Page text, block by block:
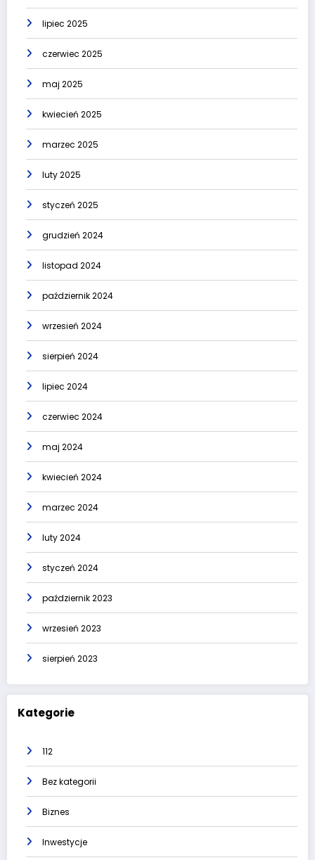
lipiec 2025
czerwiec 2025
maj 2025
kwiecień 2025
marzec 2025
luty 2025
styczeń 2025
grudzień 2024
listopad 2024
październik 2024
wrzesień 2024
sierpień 2024
lipiec 2024
czerwiec 2024
maj 2024
kwiecień 2024
marzec 2024
luty 2024
styczeń 2024
październik 2023
wrzesień 2023
sierpień 2023
Kategorie
112
Bez kategorii
Biznes
Inwestycje